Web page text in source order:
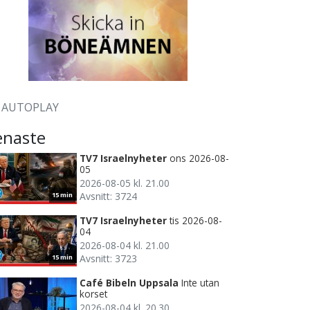
AUTOPLAY
15 min
TV7 Israelnyheter ons 2026-08-
05
2026-08-05 kl. 21.00
Avsnitt: 3724
15 min
TV7 Israelnyheter tis 2026-08-
04
2026-08-04 kl. 21.00
Avsnitt: 3723
Café Bibeln Uppsala Inte utan
korset
2026-08-04 kl. 20.30